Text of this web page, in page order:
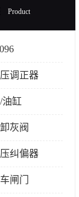
Product
调正器
油缸
灰阀
纠偏器
闸门